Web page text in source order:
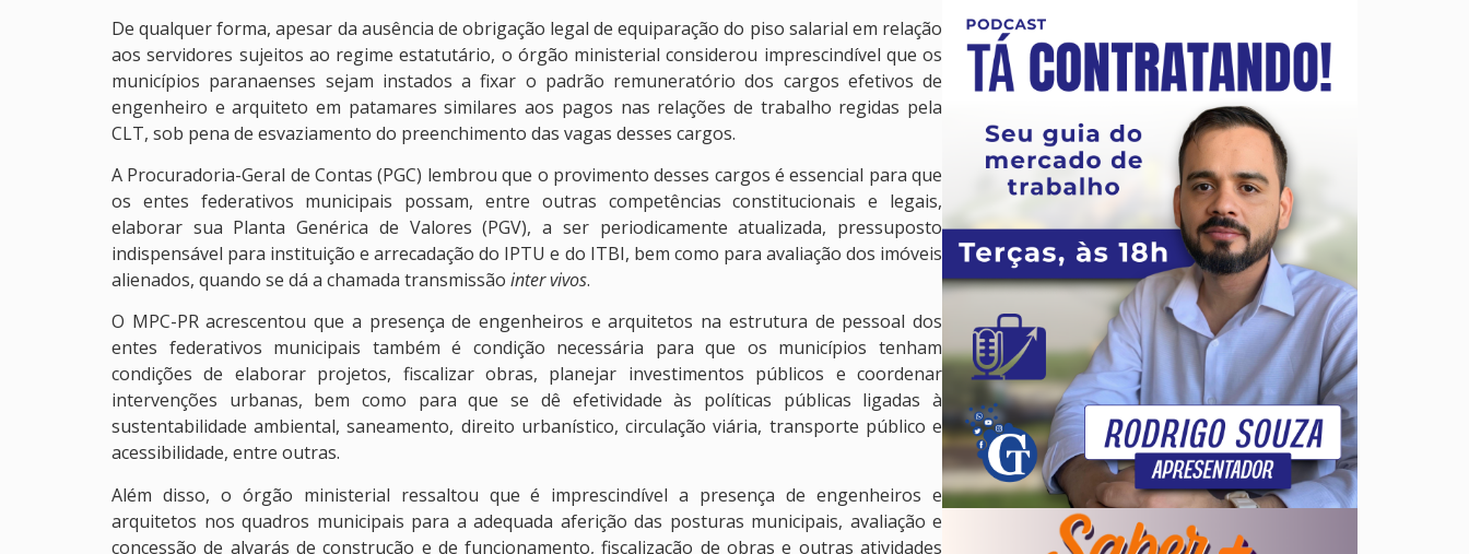
De qualquer forma, apesar da ausência de obrigação legal de equiparação do piso salarial em relação
aos servidores sujeitos ao regime estatutário, o órgão ministerial considerou imprescindível que os
municípios paranaenses sejam instados a fixar o padrão remuneratório dos cargos efetivos de
engenheiro e arquiteto em patamares similares aos pagos nas relações de trabalho regidas pela
CLT, sob pena de esvaziamento do preenchimento das vagas desses cargos.
A Procuradoria-Geral de Contas (PGC) lembrou que o provimento desses cargos é essencial para que
os entes federativos municipais possam, entre outras competências constitucionais e legais,
elaborar sua Planta Genérica de Valores (PGV), a ser periodicamente atualizada, pressuposto
indispensável para instituição e arrecadação do IPTU e do ITBI, bem como para avaliação dos imóveis
alienados, quando se dá a chamada transmissão inter vivos.
O MPC-PR acrescentou que a presença de engenheiros e arquitetos na estrutura de pessoal dos
entes federativos municipais também é condição necessária para que os municípios tenham
condições de elaborar projetos, fiscalizar obras, planejar investimentos públicos e coordenar
intervenções urbanas, bem como para que se dê efetividade às políticas públicas ligadas à
sustentabilidade ambiental, saneamento, direito urbanístico, circulação viária, transporte público e
acessibilidade, entre outras.
Além disso, o órgão ministerial ressaltou que é imprescindível a presença de engenheiros e
arquitetos nos quadros municipais para a adequada aferição das posturas municipais, avaliação e
concessão de alvarás de construção e de funcionamento, fiscalização de obras e outras atividades